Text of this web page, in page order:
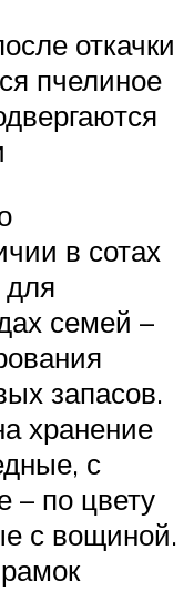
откачки
пчелиное
в сотах
для
семей –
запасов.
хранение
с
– по цвету
с вощиной.